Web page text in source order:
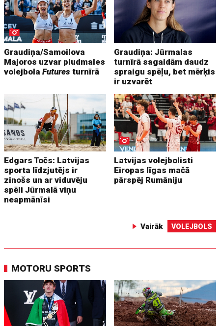
Graudiņa/Samoilova
Majoros uzvar pludmales
volejbolaFutures turnīrā
Graudiņa: Jūrmalas
turnīrā sagaidām daudz
spraigu spēļu, bet mērķis
ir uzvarēt
Edgars Točs: Latvijas
sporta līdzjutējs ir
zinošs un ar viduvēju
spēli Jūrmalā viņu
neapmānīsi
Latvijas volejbolisti
Eiropas līgas mačā
pārspēj Rumāniju
Vairāk VOLEJBOLS
MOTORU SPORTS